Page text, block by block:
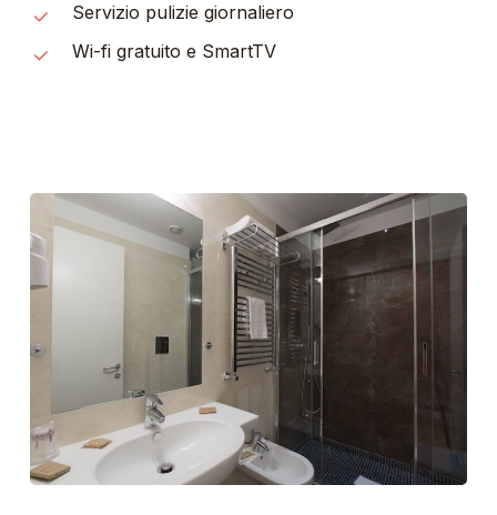
Servizio pulizie giornaliero
Wi-fi gratuito e SmartTV